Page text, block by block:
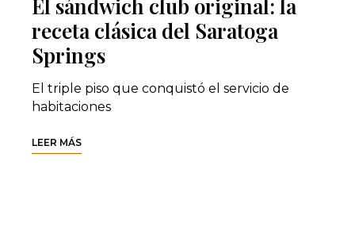
El sándwich club original: la
receta clásica del Saratoga
Springs
El triple piso que conquistó el servicio de
habitaciones
LEER MÁS